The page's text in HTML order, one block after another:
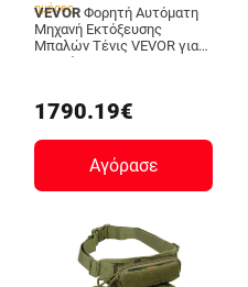
ημέρες
VEVOR
Μηχανή Εκτόξευσης
Μπαλών Τένις VEVOR για
Προπόνηση
1790.19€
Αγόρασε